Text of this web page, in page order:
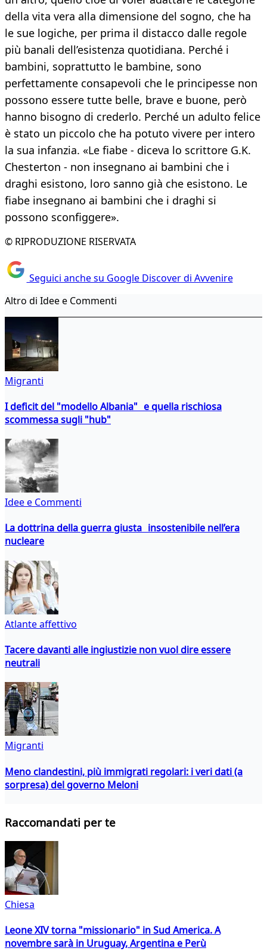
della vita vera alla dimensione del sogno, che ha
le sue logiche, per prima il distacco dalle regole
più banali dell’esistenza quotidiana. Perché i
bambini, soprattutto le bambine, sono
perfettamente consapevoli che le principesse non
possono essere tutte belle, brave e buone, però
hanno bisogno di crederlo. Perché un adulto felice
è stato un piccolo che ha potuto vivere per intero
la sua infanzia. «Le fiabe - diceva lo scrittore G.K.
Chesterton - non insegnano ai bambini che i
draghi esistono, loro sanno già che esistono. Le
fiabe insegnano ai bambini che i draghi si
possono sconfiggere».
© RIPRODUZIONE RISERVATA
Seguici anche su Google Discover di Avvenire
Altro di Idee e Commenti
Migranti
I deficit del "modello Albania" e quella rischiosa
scommessa sugli "hub"
Idee e Commenti
La dottrina della guerra giusta insostenibile nell’era
nucleare
Atlante affettivo
Tacere davanti alle ingiustizie non vuol dire essere
neutrali
Migranti
Meno clandestini, più immigrati regolari: i veri dati (a
sorpresa) del governo Meloni
Raccomandati per te
Chiesa
Leone XIV torna "missionario" in Sud America. A
novembre sarà in Uruguay, Argentina e Perù